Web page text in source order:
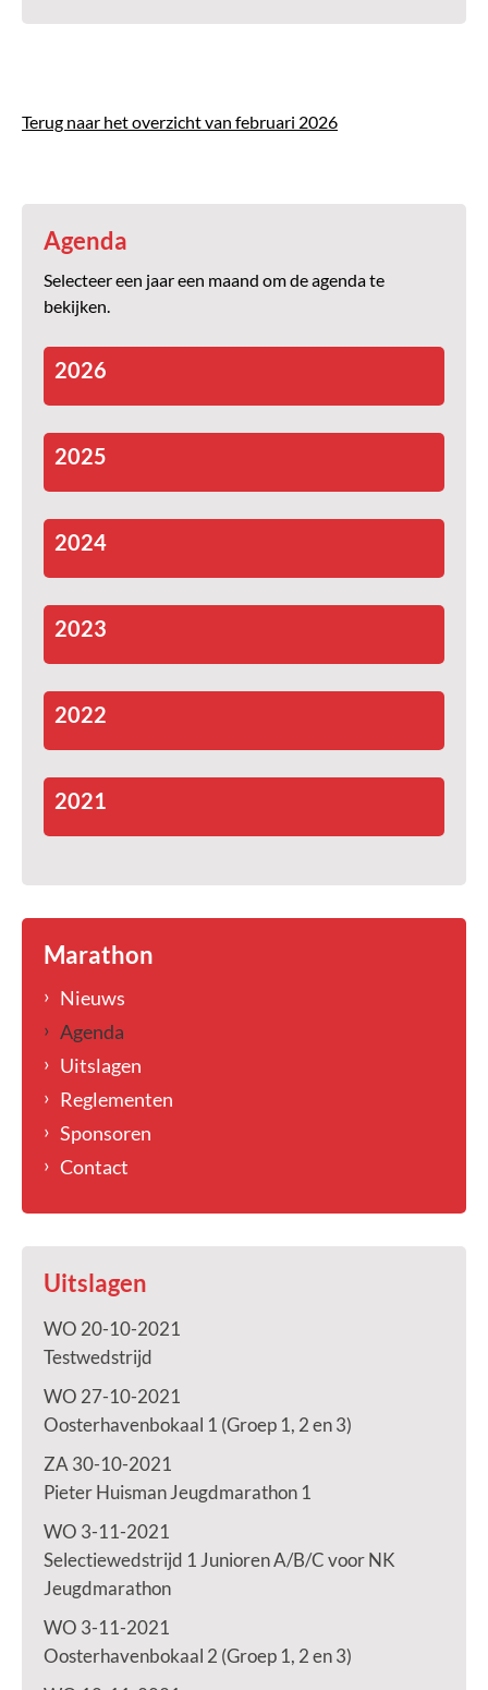
Terug naar het overzicht van februari 2026
Agenda
Selecteer een jaar een maand om de agenda te
bekijken.
2026
2025
2024
2023
2022
2021
Marathon
Nieuws
Agenda
Uitslagen
Reglementen
Sponsoren
Contact
Uitslagen
WO 20-10-2021
Testwedstrijd
WO 27-10-2021
Oosterhavenbokaal 1 (Groep 1, 2 en 3)
ZA 30-10-2021
Pieter Huisman Jeugdmarathon 1
WO 3-11-2021
Selectiewedstrijd 1 Junioren A/B/C voor NK
Jeugdmarathon
WO 3-11-2021
Oosterhavenbokaal 2 (Groep 1, 2 en 3)